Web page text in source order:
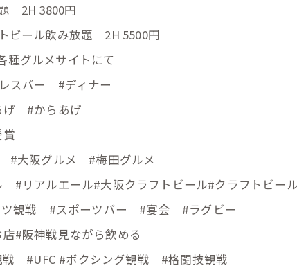
2H 3800円
ビール飲み放題 2H 5500円
種グルメサイトにて
スバー #ディナー
げ #からあげ
賞
#大阪グルメ #梅田グルメ
#リアルエール#大阪クラフトビール#クラフトビ
ツ観戦 #スポーツバー #宴会 #ラグビー
#阪神戦見ながら飲める
戦 #UFC #ボクシング観戦 #格闘技観戦